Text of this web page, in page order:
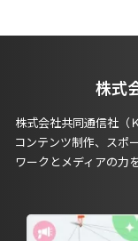
株式
株式会社共同通信社（
コンテンツ制作、スポ
ワークとメディアの力